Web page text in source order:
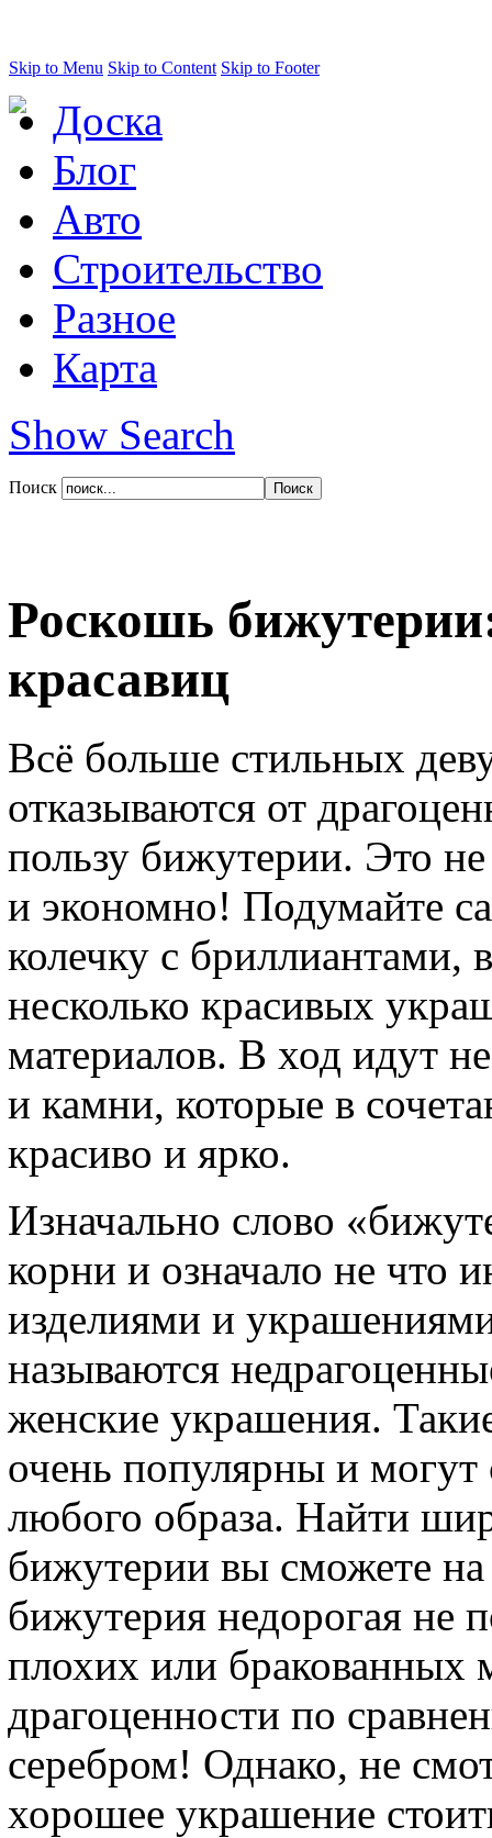
Skip to Menu Skip to Content Skip to Footer
Доска
Блог
Авто
Строительство
Разное
Карта
Show Search
Поиск
Роскошь
красавиц
Всё больше стильных
отказываются от
пользу бижутерии. Это
и экономно! Подумайте
колечку с бриллиантами,
несколько красивых
материалов. В ход идут
и камни, которые в
красиво и ярко.
Изначально слово
корни и означало не что
изделиями и
называются
женские украшения.
очень популярны и
любого образа. Найти
бижутерии вы сможете
бижутерия недорогая не
плохих или бракованных
драгоценности по
серебром! Однако, не
хорошее украшение